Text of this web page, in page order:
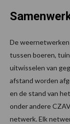
De weernetwerken
tussen boeren,
uitwisselen van
afstand worden
en de stand van
onder andere
netwerk. Elk